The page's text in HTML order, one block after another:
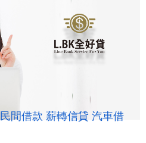
民間借款 薪轉信貸 汽車借